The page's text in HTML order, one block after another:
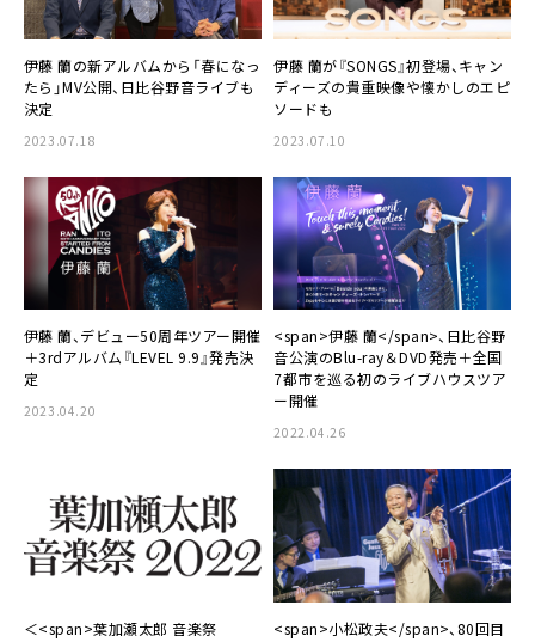
伊藤 蘭の新アルバムから「春になっ
たら」MV公開、日比谷野音ライブも
決定
2023.07.18
伊藤 蘭が『SONGS』初登場、キャン
ディーズの貴重映像や懐かしのエピ
ソードも
2023.07.10
伊藤 蘭、デビュー50周年ツアー開催
＋3rdアルバム『LEVEL 9.9』発売決
定
2023.04.20
<span>伊藤 蘭</span>、日比谷野
音公演のBlu-ray＆DVD発売＋全国
7都市を巡る初のライブハウスツア
ー開催
2022.04.26
＜<span>葉加瀬太郎 音楽祭
<span>小松政夫</span>、80回目